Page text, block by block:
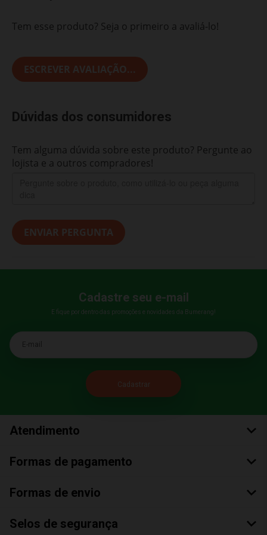
Tem esse produto? Seja o primeiro a avaliá-lo!
ESCREVER AVALIAÇÃO...
Dúvidas dos consumidores
Tem alguma dúvida sobre este produto? Pergunte ao
lojista e a outros compradores!
ENVIAR PERGUNTA
Cadastre seu e-mail
E fique por dentro das promoções e novidades da Bumerang!
E-mail
Atendimento
Formas de pagamento
Formas de envio
Selos de segurança